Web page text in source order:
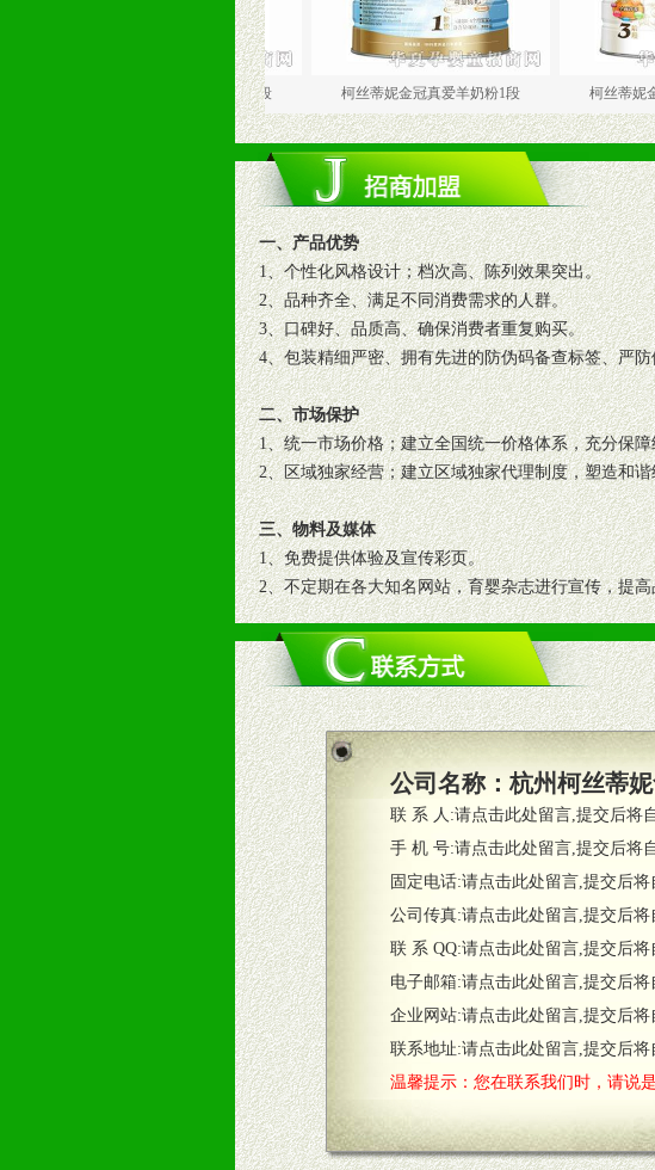
柯丝蒂妮金冠真爱羊奶粉1段 柯丝蒂妮金装优护
一、产品优势
1、个性化风格设计；档次高、陈列效果突出。
2、品种齐全、满足不同消费需求的人群。
3、口碑好、品质高、确保消费者重复购买。
4、包装精细严密、拥有先进的防伪码备查标签、严
二、市场保护
1、统一市场价格；建立全国统一价格体系，充分保
2、区域独家经营；建立区域独家代理制度，塑造和
三、物料及媒体
1、免费提供体验及宣传彩页。
2、不定期在各大知名网站，育婴杂志进行宣传，提
3、根据地方实际情况提供销售喷绘画、促销架等销
四、市场操作及支持
1、根据区域市场协助制定具体营销策略。
2、根据具体情况公司给予必要市场支持。
3、根据市场需要，派驻区域销售人员全程跟踪服务，
4、根据市场情况公司给予专职或兼职的业务代表及
五、退换货制度
1、给予前期市场操作一定比例退换货政策。
2、对于临期，滞销品给予一定比例调换政策。
六、服务优势
1、完善的信息服务咨询中心：本着对代理商负责的态
2、售后服务：突发性产品问题或消费者意见反馈，
3、我们时刻整理各区销售情况，帮您诊断、分析市
七、招商代理（全国各地）
1、认同我们的经营理念。
2、具备较好商业信誉和资金实力。
公司名称：杭州柯丝蒂
联 系 人:请点击此处留言,提交后将
手 机 号:请点击此处留言,提交后将
固定电话:请点击此处留言,提交后将
公司传真:请点击此处留言,提交后将
联 系 QQ:请点击此处留言,提交后将
电子邮箱:请点击此处留言,提交后将
企业网站:请点击此处留言,提交后将
联系地址:请点击此处留言,提交后将
温馨提示：您在联系我们时，请说